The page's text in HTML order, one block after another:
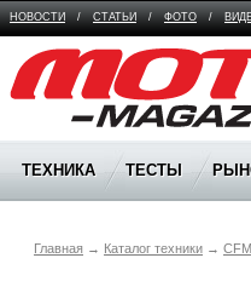
НОВОСТИ / СТАТЬИ / ФОТО /
Moto Magazine
ТЕХНИКА ТЕСТЫ
Главная → Каталог техники →